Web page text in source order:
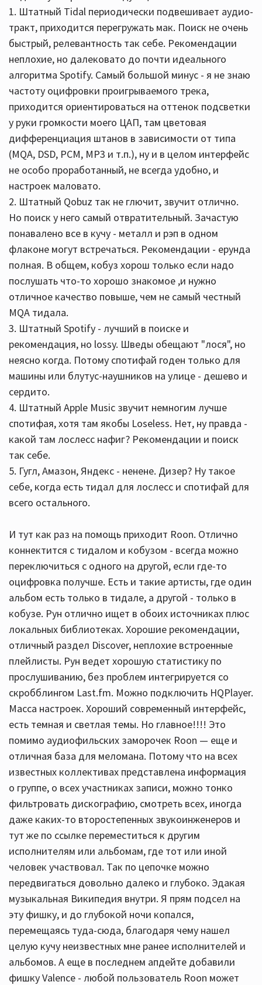
1. Штатный Tidal периодически подвешивает аудио-
тракт, приходится перегружать мак. Поиск не очень
быстрый, релевантность так себе. Рекомендации
неплохие, но далековато до почти идеального
алгоритма Spotify. Самый большой минус - я не знаю
частоту оцифровки проигрываемого трека,
приходится ориентироваться на оттенок подсветки
у руки громкости моего ЦАП, там цветовая
дифференциация штанов в зависимости от типа
(MQA, DSD, PCM, MP3 и т.п.), ну и в целом интерфейс
не особо проработанный, не всегда удобно, и
настроек маловато.
2. Штатный Qobuz так не глючит, звучит отлично.
Но поиск у него самый отвратительный. Зачастую
понавалено все в кучу - металл и рэп в одном
флаконе могут встречаться. Рекомендации - ерунда
полная. В общем, кобуз хорош только если надо
послушать что-то хорошо знакомое ,и нужно
отличное качество повыше, чем не самый честный
MQA тидала.
3. Штатный Spotify - лучший в поиске и
рекомендация, но lossy. Шведы обещают "лося", но
неясно когда. Потому спотифай годен только для
машины или блутус-наушников на улице - дешево и
сердито.
4. Штатный Apple Music звучит немногим лучше
спотифая, хотя там якобы Loseless. Нет, ну правда -
какой там лослесс нафиг? Рекомендации и поиск
так себе.
5. Гугл, Амазон, Яндекс - ненене. Дизер? Ну такое
себе, когда есть тидал для лослесс и спотифай для
всего остального.
И тут как раз на помощь приходит Roon. Отлично
коннектится с тидалом и кобузом - всегда можно
переключиться с одного на другой, если где-то
оцифровка получше. Есть и такие артисты, где один
альбом есть только в тидале, а другой - только в
кобузе. Рун отлично ищет в обоих источниках плюс
локальных библиотеках. Хорошие рекомендации,
отличный раздел Discover, неплохие встроенные
плейлисты. Рун ведет хорошую статистику по
прослушиванию, без проблем интегрируется со
скробблингом Last.fm. Можно подключить HQPlayer.
Масса настроек. Хороший современный интерфейс,
есть темная и светлая темы. Но главное!!!! Это
помимо аудиофильских заморочек Roon — еще и
отличная база для меломана. Потому что на всех
известных коллективах представлена информация
о группе, о всех участниках записи, можно тонко
фильтровать дискографию, смотреть всех, иногда
даже каких-то второстепенных звукоинженеров и
тут же по ссылке переместиться к другим
исполнителям или альбомам, где тот или иной
человек участвовал. Так по цепочке можно
передвигаться довольно далеко и глубоко. Эдакая
музыкальная Википедия внутри. Я прям подсел на
эту фишку, и до глубокой ночи копался,
перемещаясь туда-сюда, благодаря чему нашел
целую кучу неизвестных мне ранее исполнителей и
альбомов. А еще в последнем апдейте добавили
фишку Valence - любой пользователь Roon может